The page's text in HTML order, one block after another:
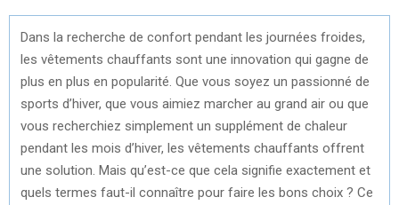
Dans la recherche de confort pendant les journées froides,
les vêtements chauffants sont une innovation qui gagne de
plus en plus en popularité. Que vous soyez un passionné de
sports d’hiver, que vous aimiez marcher au grand air ou que
vous recherchiez simplement un supplément de chaleur
pendant les mois d’hiver, les vêtements chauffants offrent
une solution. Mais qu’est-ce que cela signifie exactement et
quels termes faut-il connaître pour faire les bons choix ? Ce